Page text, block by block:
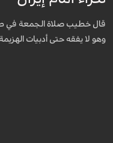
قال خطيب صلاة الجمعة في
وهو لا يفقه حتى أدبيات